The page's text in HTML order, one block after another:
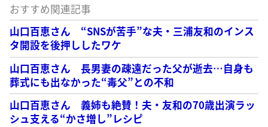
おすすめ関連記事
山口百恵さん “SNSが苦手”な夫・三浦友和のインス
タ開設を後押ししたワケ
山口百恵さん 長男妻の疎遠だった父が逝去…自身も
葬式にも出なかった“毒父”との不和
山口百恵さん 義姉も絶賛！夫・友和の70歳出演ラッ
シュ支える“かさ増し”レシピ